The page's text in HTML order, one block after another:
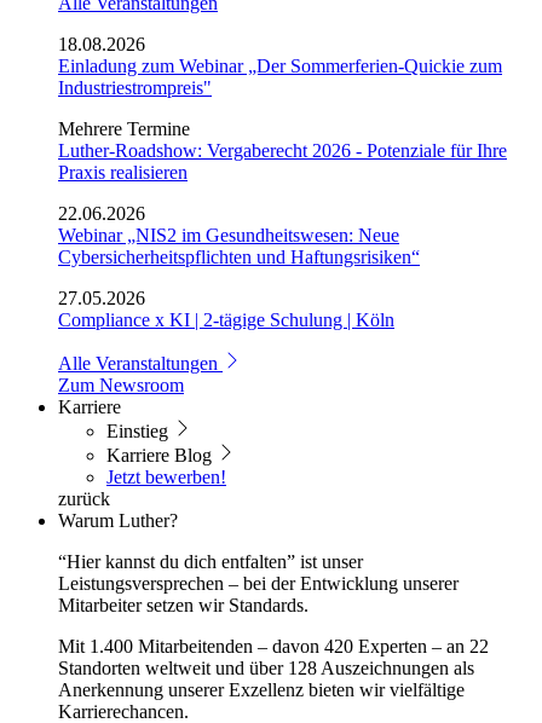
18.08.2026
Einladung zum Webinar „Der Sommerferien-Quickie zum
Industriestrompreis"
Mehrere Termine
Luther-Roadshow: Vergaberecht 2026 - Potenziale für Ihre
Praxis realisieren
22.06.2026
Webinar „NIS2 im Gesundheitswesen: Neue
Cybersicherheitspflichten und Haftungsrisiken“
27.05.2026
Compliance x KI | 2-tägige Schulung | Köln
Alle Veranstaltungen
Zum Newsroom
Karriere
Einstieg
Karriere Blog
Jetzt bewerben!
zurück
Warum Luther?
“Hier kannst du dich entfalten” ist unser
Leistungsversprechen – bei der Entwicklung unserer
Mitarbeiter setzen wir Standards.
Mit 1.400 Mitarbeitenden – davon 420 Experten – an 22
Standorten weltweit und über 128 Auszeichnungen als
Anerkennung unserer Exzellenz bieten wir vielfältige
Karrierechancen.